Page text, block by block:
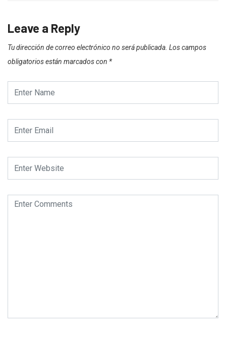
Leave a Reply
Tu dirección de correo electrónico no será publicada. Los campos
obligatorios están marcados con *